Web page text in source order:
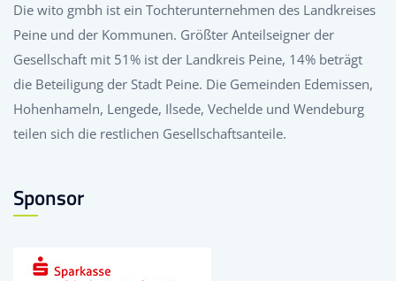
Die wito gmbh ist ein Tochterunternehmen des Landkreises
Peine und der Kommunen. Größter Anteilseigner der
Gesellschaft mit 51% ist der Landkreis Peine, 14% beträgt
die Beteiligung der Stadt Peine. Die Gemeinden Edemissen,
Hohenhameln, Lengede, Ilsede, Vechelde und Wendeburg
teilen sich die restlichen Gesellschaftsanteile.
Sponsor